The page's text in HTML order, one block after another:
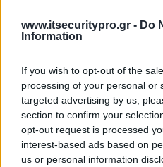
www.itsecuritypro.gr - Do
Information
If you wish to opt-out of the
processing of your personal or
targeted advertising by us,
section to confirm your
opt-out request is processed
interest-based ads based on
us or personal information